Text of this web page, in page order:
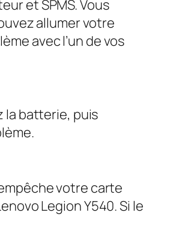
et SPMS. Vous
allumer votre
avec l’un de vos
la batterie, puis
votre carte
Legion Y540. Si le